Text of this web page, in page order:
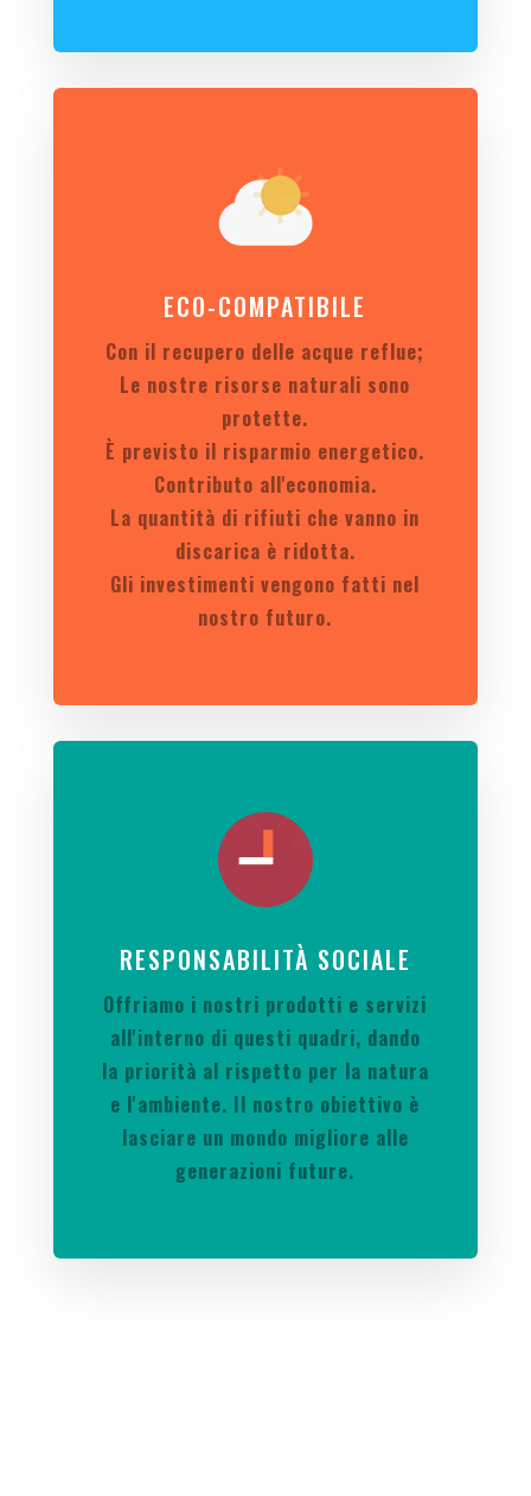
ECO-COMPATIBILE
Con il recupero delle acque reflue;
Le nostre risorse naturali sono
protette.
È previsto il risparmio energetico.
Contributo all'economia.
La quantità di rifiuti che vanno in
discarica è ridotta.
Gli investimenti vengono fatti nel
nostro futuro.
RESPONSABILITÀ SOCIALE
Offriamo i nostri prodotti e servizi
all'interno di questi quadri, dando
la priorità al rispetto per la natura
e l'ambiente. Il nostro obiettivo è
lasciare un mondo migliore alle
generazioni future.